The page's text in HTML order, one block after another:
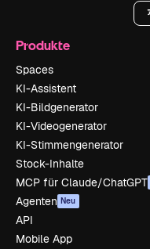
Produkte
Spaces
KI-Assistent
KI-Bildgenerator
KI-Videogenerator
KI-Stimmengenerator
Stock-Inhalte
MCP für Claude/ChatGPT
Agenten Neu
API
Mobile App